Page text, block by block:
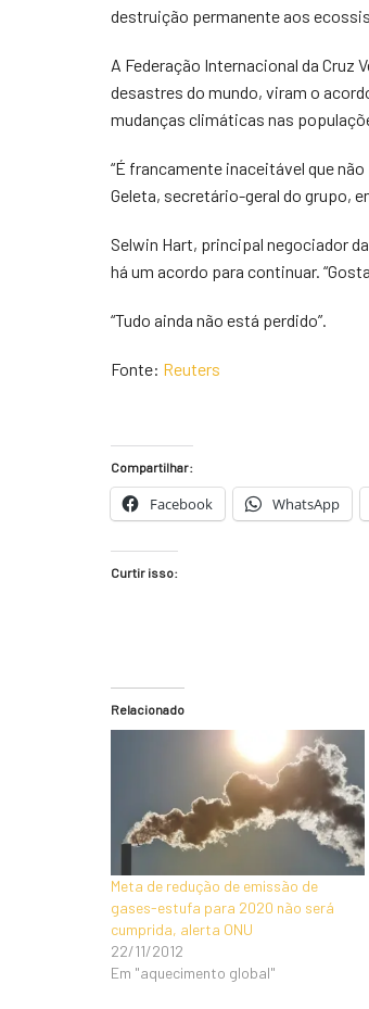
destruição permanente aos
A Federação Internacional da Cruz
desastres do mundo, viram o
mudanças climáticas nas
“É francamente inaceitável que
Geleta, secretário-geral do grupo,
Selwin Hart, principal negociador
há um acordo para continuar.
“Tudo ainda não está perdido”.
Fonte: Reuters
Compartilhar:
Facebook WhatsApp
Curtir isso:
Relacionado
Meta de redução de emissão de
gases-estufa para 2020 não será
cumprida, alerta ONU
22/11/2012
Em "aquecimento global"